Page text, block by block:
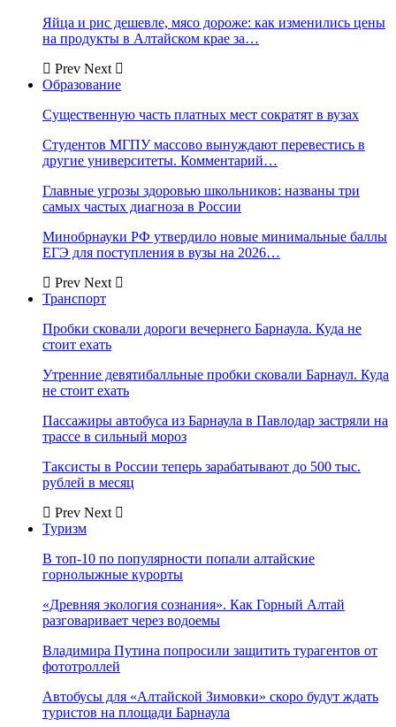
Яйца и рис дешевле, мясо дороже: как изменились цены
на продукты в Алтайском крае за…
Prev Next
Образование
Существенную часть платных мест сократят в вузах
Студентов МГПУ массово вынуждают перевестись в
другие университеты. Комментарий…
Главные угрозы здоровью школьников: названы три
самых частых диагноза в России
Минобрнауки РФ утвердило новые минимальные баллы
ЕГЭ для поступления в вузы на 2026…
Prev Next
Транспорт
Пробки сковали дороги вечернего Барнаула. Куда не
стоит ехать
Утренние девятибалльные пробки сковали Барнаул. Куда
не стоит ехать
Пассажиры автобуса из Барнаула в Павлодар застряли на
трассе в сильный мороз
Таксисты в России теперь зарабатывают до 500 тыс.
рублей в месяц
Prev Next
Туризм
В топ-10 по популярности попали алтайские
горнолыжные курорты
«Древняя экология сознания». Как Горный Алтай
разговаривает через водоемы
Владимира Путина попросили защитить турагентов от
фототроллей
Автобусы для «Алтайской Зимовки» скоро будут ждать
туристов на площади Барнаула